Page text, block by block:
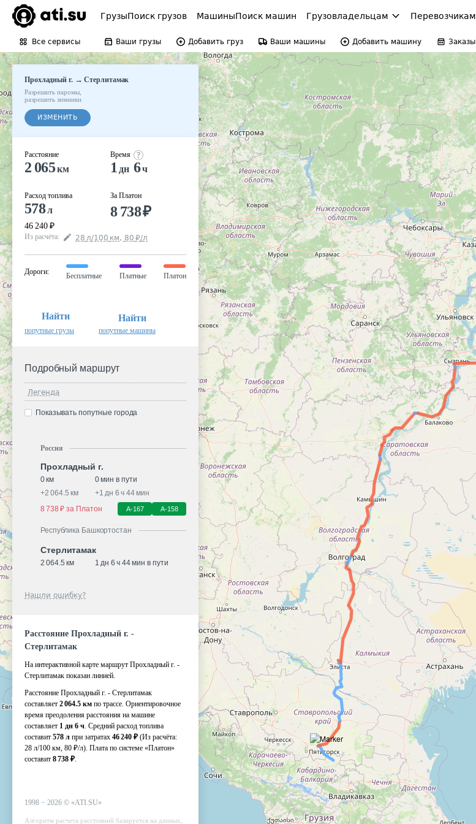
ГрузыПоиск грузов МашиныПоиск машин Грузовладельцам Перевозчикам
Все сервисы Ваши грузы Добавить груз Ваши машины Добавить машину Заказы
Прохладный г.→Стерлитамак
Разрешить паромы
разрешить зимники
ИЗМЕНИТЬ
Расстояние
2 065км
Расход топлива
578л
46 240 ₽
Время
1 дн 6ч
За Платон
8 738₽
Из расчёта: 28 л/100 км, 80 ₽/л
Дороги:
Бесплатные Платные Платон
Найти
попутные грузы
Найти
попутные машины
Подробный маршрут
Легенда
Показывать попутные города
Россия
Прохладный г.
0 км
0 мин в пути
+2 064.5 км +1 дн 6 ч 44 мин
8 738 ₽ за Платон
А-167 А-158
Республика Башкортостан
Стерлитамак
2 064.5 км 1 дн 6 ч 44 мин в пути
Нашли ошибку?
Расстояние Прохладный г. -
Стерлитамак
На интерактивной карте маршрут Прохладный г. -
Стерлитамак показан линией.
Расстояние Прохладный г. - Стерлитамак
составляет 2 064.5 км по трассе. Ориентировочное
время преодоления расстояния на машине
составляет 1 дн 6 ч. Средний расход топлива
составит 578 л при затратах 46 240 ₽ (Из расчёта:
28 л/100 км, 80 ₽/л). Плата по системе «Платон»
составит 8 738 ₽.
1998 − 2026 © «ATI.SU»
Алгоритм расчета расстояний базируется на данных,